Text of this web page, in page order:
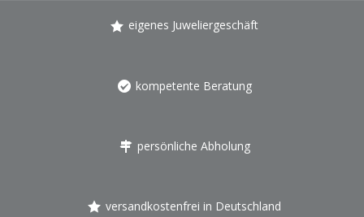
eigenes Juweliergeschäft
kompetente Beratung
persönliche Abholung
versandkostenfrei in Deutschland